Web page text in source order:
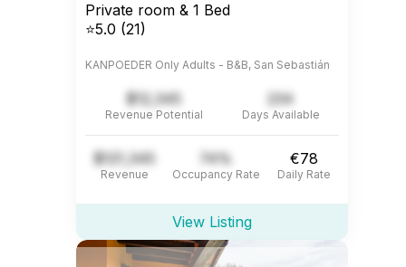
Private room & 1 Bed
⭐5.0 (21)
KANPOEDER Only Adults - B&B, San Sebastián
$12,345
Revenue Potential
234
Days Available
$121,345
Revenue
74%
Occupancy Rate
€78
Daily Rate
View Listing